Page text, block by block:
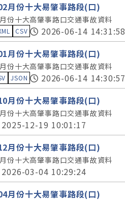
月份十大易肇事路段(口)
份十大高肇事路口交通事故資料
CSV
2026-06-14 14:31:58
月份十大易肇事路段(口)
份十大高肇事路口交通事故資料
JSON
2026-06-14 14:30:57
月份十大易肇事路段(口)
份十大高肇事路口交通事故資料
2025-12-19 10:01:17
月份十大易肇事路段(口)
份十大高肇事路口交通事故資料
2026-03-04 10:29:24
月份十大易肇事路段(口)